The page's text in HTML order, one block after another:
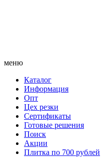
меню
Каталог
Информация
Опт
Цех резки
Сертификаты
Готовые решения
Поиск
Акции
Плитка по 700 рублей